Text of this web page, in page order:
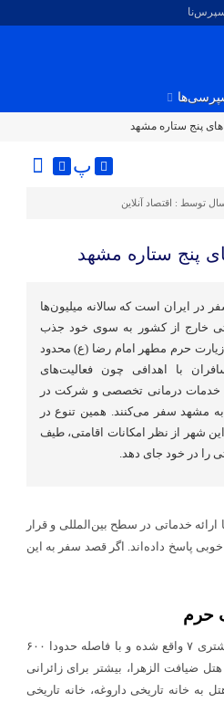
پنج ستاره مشهد
پ
توسط : اقتصاد آنلاین
پنج ستاره مشهد
در ایران است که سالانه میلیون‌ها
خارج از کشور به سوی خود جذب
حرم مطهر امام رضا (ع) محدود
با اهدافی چون فعالیت‌های
خدمات درمانی تخصصی و شرکت در
مشهد سفر می‌کنند. همین تنوع در
شهر از نظر امکانات اقامتی، طیف
را در خود جای دهد.
گزینه‌های موجود، هتل‌های ۵ ستاره مشهد با ارائه خدماتی در سطح بین‌المللی و قرار
پاسخ داده‌اند. اگر قصد سفر به این
هتل ضیافت الزهرا مشهد که به تازگی تاسیس شده، در انتهای خیابان شوشتری ۷ واقع شده و با فاصله حدودا ۶۰۰
الزهرا، بیشتر برای زائرانی
خانه تاریخی داروغه، خانه تاریخی